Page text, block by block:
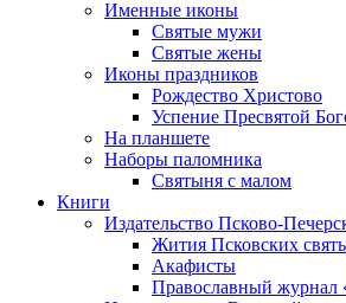
Именные иконы
Святые мужи
Святые жены
Иконы праздников
Рождество Христово
Успение Пресвятой
На планшете
Наборы паломника
Святыня с малом
Книги
Издательство Псково-
Жития Псковских
Акафисты
Православный журнал